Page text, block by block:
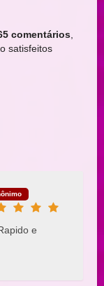
comentários,
satisfeitos
e